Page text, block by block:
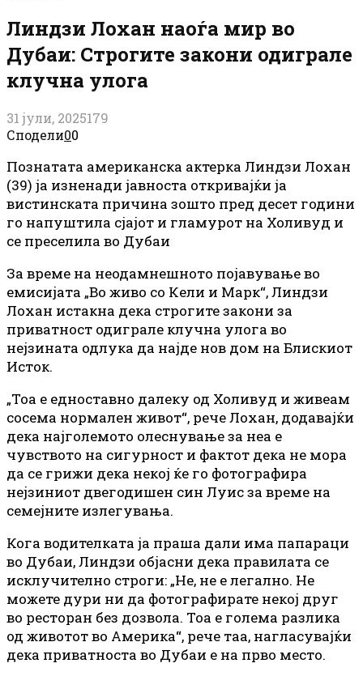
Линдзи Лохан наоѓа мир во
Дубаи: Строгите закони одиграле
клучна улога
31 јули, 2025179
Сподели00
Познатата американска актерка Линдзи Лохан
(39) ја изненади јавноста откривајќи ја
вистинската причина зошто пред десет години
го напуштила сјајот и гламурот на Холивуд и
се преселила во Дубаи
За време на неодамнешното појавување во
емисијата „Во живо со Кели и Марк“, Линдзи
Лохан истакна дека строгите закони за
приватност одиграле клучна улога во
нејзината одлука да најде нов дом на Блискиот
Исток.
„Тоа е едноставно далеку од Холивуд и живеам
сосема нормален живот“, рече Лохан, додавајќи
дека најголемото олеснување за неа е
чувството на сигурност и фактот дека не мора
да се грижи дека некој ќе го фотографира
нејзиниот двегодишен син Луис за време на
семејните излегувања.
Кога водителката ја праша дали има папараци
во Дубаи, Линдзи објасни дека правилата се
исклучително строги: „Не, не е легално. Не
можете дури ни да фотографирате некој друг
во ресторан без дозвола. Тоа е голема разлика
од животот во Америка“, рече таа, нагласувајќи
дека приватноста во Дубаи е на прво место.